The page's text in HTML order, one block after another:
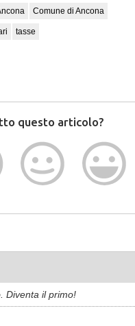
Comune di Ancona
tasse
questo articolo?
Diventa il primo!